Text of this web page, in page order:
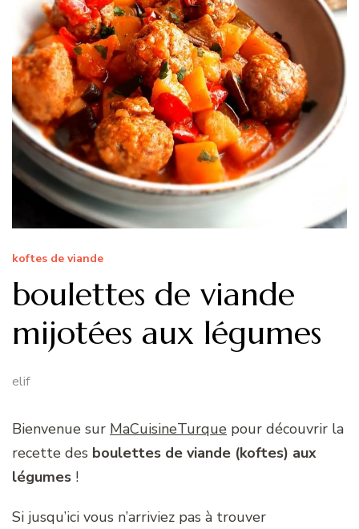
koftes de viande
boulettes de viande
mijotées aux légumes
elif
Bienvenue sur MaCuisineTurque pour découvrir la
recette des boulettes de viande (koftes) aux
légumes !
Si jusqu’ici vous n’arriviez pas à trouver